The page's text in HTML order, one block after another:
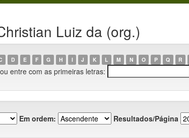
Luiz da (org.)
D E F G H I J K L M N O P Q R
ou entre com as primeiras letras:
Em ordem: Resultados/Página